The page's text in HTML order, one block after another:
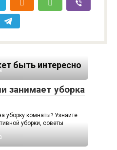
быть интересно
занимает уборка
уборку комнаты? Узнайте
уборки, советы